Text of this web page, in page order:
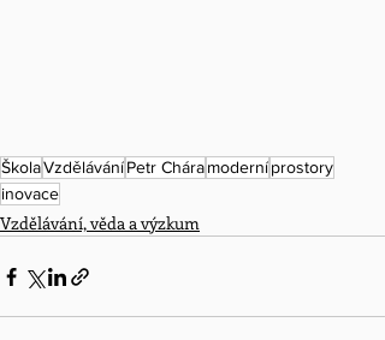
ŠkolaVzděláváníPetr Cháramoderníprostory
inovace
Vzdělávání, věda a výzkum